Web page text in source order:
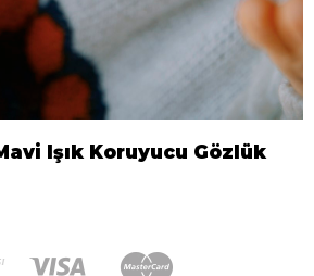
Işık Koruyucu Gözlük